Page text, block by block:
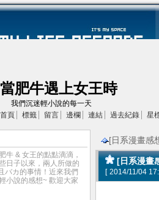
當肥牛遇上女王時
我們沉迷輕小說的每一天
首頁
標籤 留言 邊欄 連結 過去紀錄 星
[日系漫畫感
[日系漫畫
[ 2014/11/04
牛 & 女王的點點滴滴，
日子以來，兩人所做的
バカ的事情！近來我們
小說的感想~ 歡迎大家